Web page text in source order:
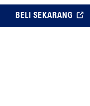
BELI SEKARANG